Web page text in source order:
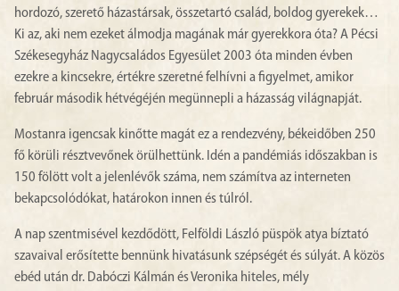
hordozó, szerető házastársak, összetartó család, boldog gyerekek…
Ki az, aki nem ezeket álmodja magának már gyerekkora óta? A Pécsi
Székesegyház Nagycsaládos Egyesület 2003 óta minden évben
ezekre a kincsekre, értékre szeretné felhívni a figyelmet, amikor
február második hétvégéjén megünnepli a házasság világnapját.
Mostanra igencsak kinőtte magát ez a rendezvény, békeidőben 250
fő körüli résztvevőnek örülhettünk. Idén a pandémiás időszakban is
150 fölött volt a jelenlévők száma, nem számítva az interneten
bekapcsolódókat, határokon innen és túlról.
A nap szentmisével kezdődött, Felföldi László püspök atya bíztató
szavaival erősítette bennünk hivatásunk szépségét és súlyát. A közös
ebéd után dr. Dabóczi Kálmán és Veronika hiteles, mély